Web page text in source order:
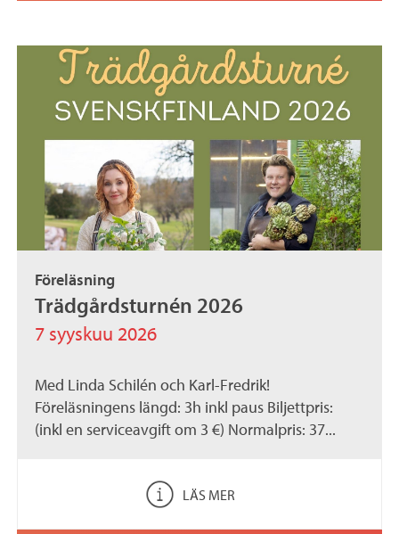
Föreläsning
Trädgårdsturnén 2026
7 syyskuu 2026
Med Linda Schilén och Karl-Fredrik!
Föreläsningens längd: 3h inkl paus Biljettpris:
(inkl en serviceavgift om 3 €) Normalpris: 37...
LÄS MER